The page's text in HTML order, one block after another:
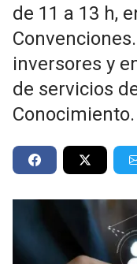
de 11 a 13 h,
inversores y
de servicios
Conocimiento.